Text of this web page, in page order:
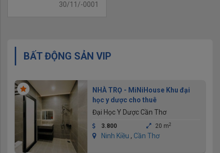
XU HƯỚNG 201730/11/-0001
BẤT ĐỘNG SẢN VIP
NHÀ TRỌ - MiNiHouse Khu đại
học y dược cho thuê
Đại Học Y Dược Cần Thơ
3.800 20 m2
Ninh Kiều , Cần Thơ